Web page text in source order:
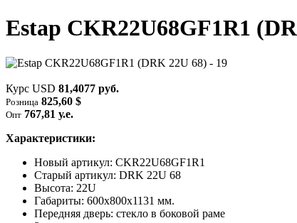
Estap CKR22U68GF1R1
Курс USD 81,4077 руб.
Розница 825,60 $
Опт 767,81 у.е.
Характеристики:
Новый артикул: CKR22U68GF1R1
Старый артикул: DRK 22U 68
Высота: 22U
Габариты: 600х800х1131 мм.
Передняя дверь: стекло в боковой раме